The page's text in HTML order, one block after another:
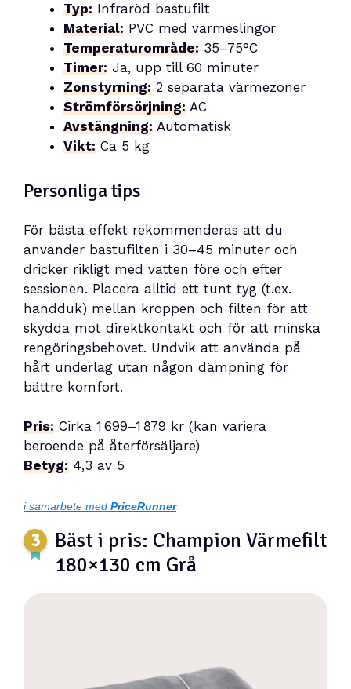
Typ: Infraröd bastufilt
Material: PVC med värmeslingor
Temperaturområde: 35–75°C
Timer: Ja, upp till 60 minuter
Zonstyrning: 2 separata värmezoner
Strömförsörjning: AC
Avstängning: Automatisk
Vikt: Ca 5 kg
Personliga tips
För bästa effekt rekommenderas att du
använder bastufilten i 30–45 minuter och
dricker rikligt med vatten före och efter
sessionen. Placera alltid ett tunt tyg (t.ex.
handduk) mellan kroppen och filten för att
skydda mot direktkontakt och för att minska
rengöringsbehovet. Undvik att använda på
hårt underlag utan någon dämpning för
bättre komfort.
Pris: Cirka 1 699–1 879 kr (kan variera
beroende på återförsäljare)
Betyg: 4,3 av 5
i samarbete med PriceRunner
Bäst i pris: Champion Värmefilt
180×130 cm Grå